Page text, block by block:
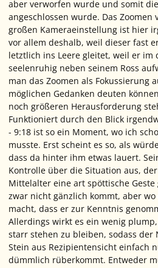
aber verworfen wurde und somit
angeschlossen wurde. Das
großen Kameraeinstellung ist hier
vor allem deshalb, weil dieser fast
letztlich ins Leere gleitet, weil er im
seelenruhig neben seinem Ross
man das Zoomen als Fokussierung
möglichen Gedanken deuten
noch größeren Herausforderung
Funktioniert durch den Blick
- 9:18 ist so ein Moment, wo ich
musste. Erst scheint es so, als
dass da hinter ihm etwas lauert.
Kontrolle über die Situation aus,
Mittelalter eine art spöttische
zwar nicht gänzlich kommt, aber
macht, dass er zur Kenntnis
Allerdings wirkt es ein wenig
starr stehen zu bleiben, sodass der
Stein aus Rezipientensicht einfach
dümmlich rüberkommt. Entweder